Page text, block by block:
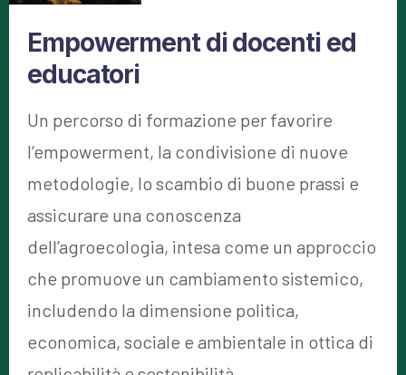
Empowerment di docenti ed
educatori
Un percorso di formazione per favorire
l’empowerment, la condivisione di nuove
metodologie, lo scambio di buone prassi e
assicurare una conoscenza
dell’agroecologia, intesa come un approccio
che promuove un cambiamento sistemico,
includendo la dimensione politica,
economica, sociale e ambientale in ottica di